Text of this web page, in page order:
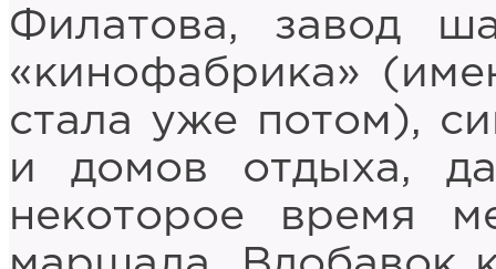
Филатова, завод
«кинофабрика»
стала уже потом),
и домов отдыха,
некоторое время